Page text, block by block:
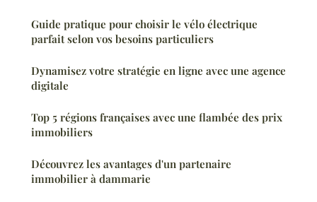
Guide pratique pour choisir le vélo électrique
parfait selon vos besoins particuliers
Dynamisez votre stratégie en ligne avec une agence
digitale
Top 5 régions françaises avec une flambée des prix
immobiliers
Découvrez les avantages d'un partenaire
immobilier à dammarie